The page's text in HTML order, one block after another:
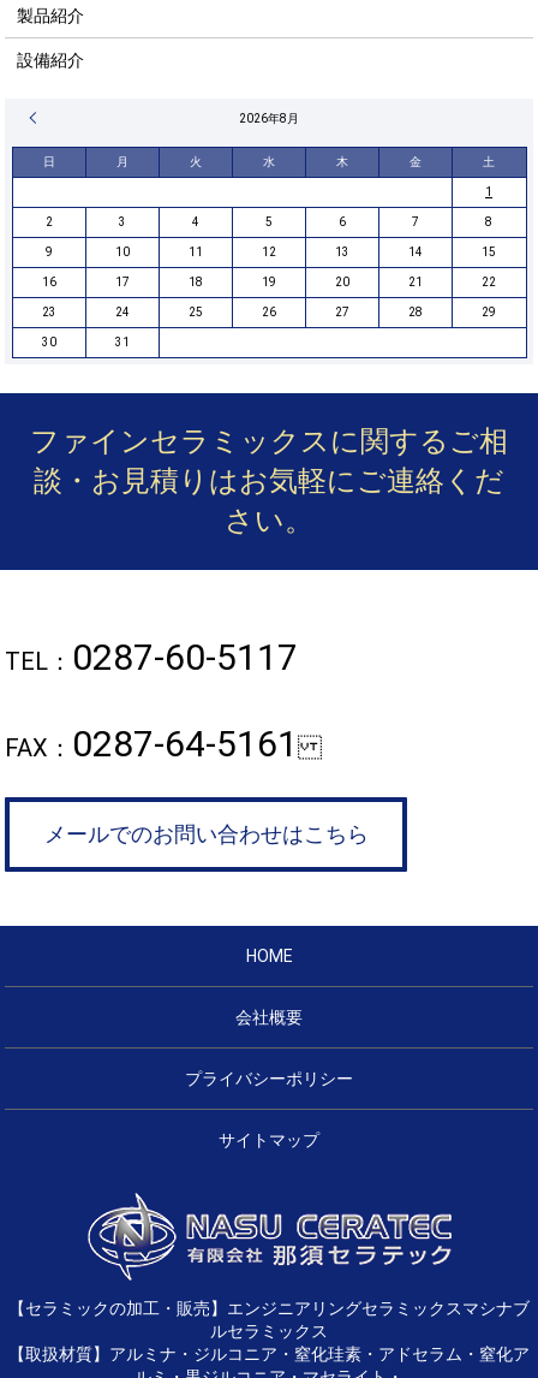
製品紹介
設備紹介
2026年8月
日 月 火 水 木 金 土
1
2 3 4 5 6 7 8
9 10 11 12 13 14 15
16 17 18 19 20 21 22
23 24 25 26 27 28 29
30 31
ファインセラミックスに関するご相
談・お見積りはお気軽にご連絡くだ
さい。
TEL： 0287-60-5117
FAX： 0287-64-5161
メールでのお問い合わせはこちら
HOME
会社概要
プライバシーポリシー
サイトマップ
【セラミックの加工・販売】エンジニアリングセラミックスマシナブ
ルセラミックス
【取扱材質】アルミナ・ジルコニア・窒化珪素・アドセラム・窒化ア